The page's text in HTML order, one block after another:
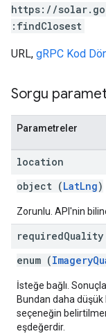
https://
:findClosest
URL, gRPC Kod
Sorgu
Parametreler
location
object (LatLng)
Zorunlu. API'nin
requiredQuality
enum (
İsteğe bağlı.
Bundan daha
seçeneğin
eşdeğerdir.